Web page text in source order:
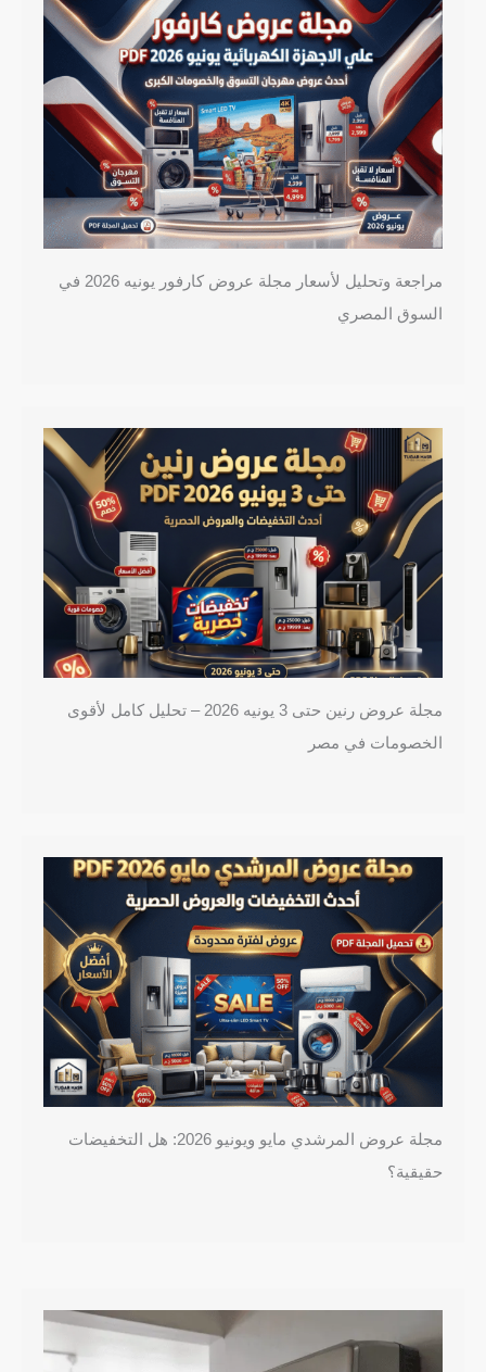
مراجعة وتحليل لأسعار مجلة عروض كارفور يونيه 2026 في
السوق المصري
مجلة عروض رنين حتى 3 يونيه 2026 – تحليل كامل لأقوى
الخصومات في مصر
مجلة عروض المرشدي مايو ويونيو 2026: هل التخفيضات
حقيقية؟